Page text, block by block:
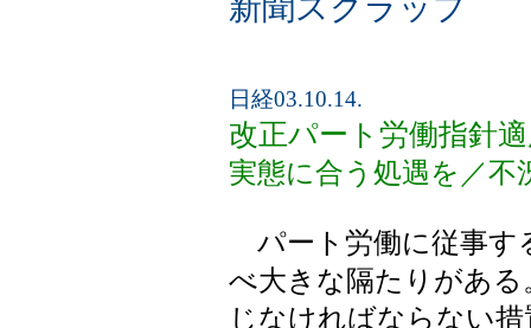
新聞スクラップ
日経03.10.14.
改正パート労働指針
実態に合う処遇を／不
パート労働に従事す
べ大きな隔たりがあ
じなければならない